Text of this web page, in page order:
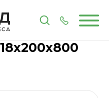
комплектующие